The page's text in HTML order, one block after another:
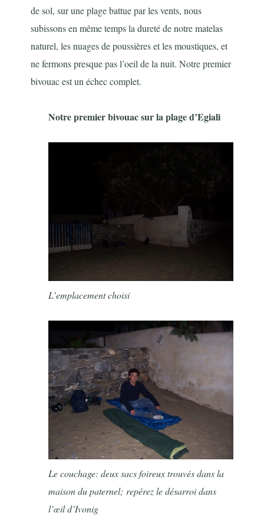
de sol, sur une plage battue par les vents, nous
subissons en même temps la dureté de notre matelas
naturel, les nuages de poussières et les moustiques, et
ne fermons presque pas l’oeil de la nuit. Notre premier
bivouac est un échec complet.
Notre premier bivouac sur la plage d’Egiali
L’emplacement choisi
Le couchage: deux sacs foireux trouvés dans la
maison du paternel; repérez le désarroi dans
l’œil d’Ivonig